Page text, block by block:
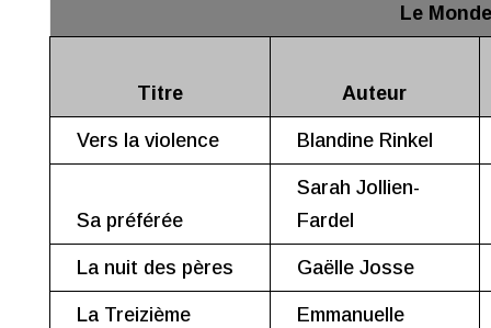
Le
Titre Auteur
Vers la violence Blandine Rinkel
Sa préférée
Sarah Jollien-
Fardel
La nuit des pères Gaëlle Josse
La Treizième
Emmanuelle